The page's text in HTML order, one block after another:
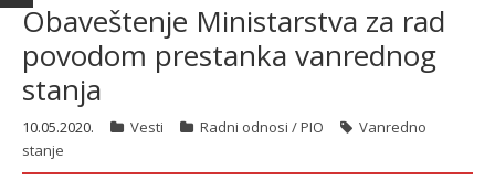
Obaveštenje Ministarstva za rad
povodom prestanka vanrednog
stanja
10.05.2020. Vesti Radni odnosi / PIO
Vanredno
stanje